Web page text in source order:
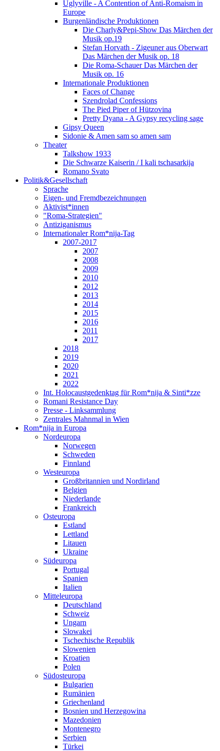
Uglyville - A Contention of Anti-Romaism in
Europe
Burgenländische Produktionen
Die Charly&Pepi-Show Das Märchen der
Musik op.19
Stefan Horvath - Zigeuner aus Oberwart
Das Märchen der Musik op. 18
Die Roma-Schauer Das Märchen der
Musik op. 16
Internationale Produktionen
Faces of Change
Szendrolad Confessions
The Pied Piper of Hützovina
Pretty Dyana - A Gypsy recycling sage
Gipsy Queen
Sidonie & Amen sam so amen sam
Theater
Talkshow 1933
Die Schwarze Kaiserin / I kali tschasarkija
Romano Svato
Politik&Gesellschaft
Sprache
Eigen- und Fremdbezeichnungen
Aktivist*innen
"Roma-Strategien"
Antiziganismus
Internationaler Rom*nija-Tag
2007-2017
2007
2008
2009
2010
2012
2013
2014
2015
2016
2011
2017
2018
2019
2020
2021
2022
Int. Holocaustgedenktag für Rom*nija & Sinti*zze
Romani Resistance Day
Presse - Linksammlung
Zentrales Mahnmal in Wien
Rom*nija in Europa
Nordeuropa
Norwegen
Schweden
Finnland
Westeuropa
Großbritannien und Nordirland
Belgien
Niederlande
Frankreich
Osteuropa
Estland
Lettland
Litauen
Ukraine
Südeuropa
Portugal
Spanien
Italien
Mitteleuropa
Deutschland
Schweiz
Ungarn
Slowakei
Tschechische Republik
Slowenien
Kroatien
Polen
Südosteuropa
Bulgarien
Rumänien
Griechenland
Bosnien und Herzegowina
Mazedonien
Montenegro
Serbien
Türkei